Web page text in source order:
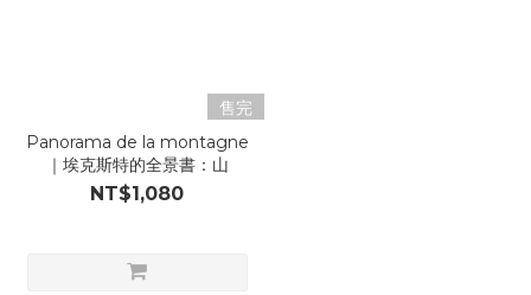
售完
Panorama de la montagne
｜埃克斯特的全景書：山
NT$1,080